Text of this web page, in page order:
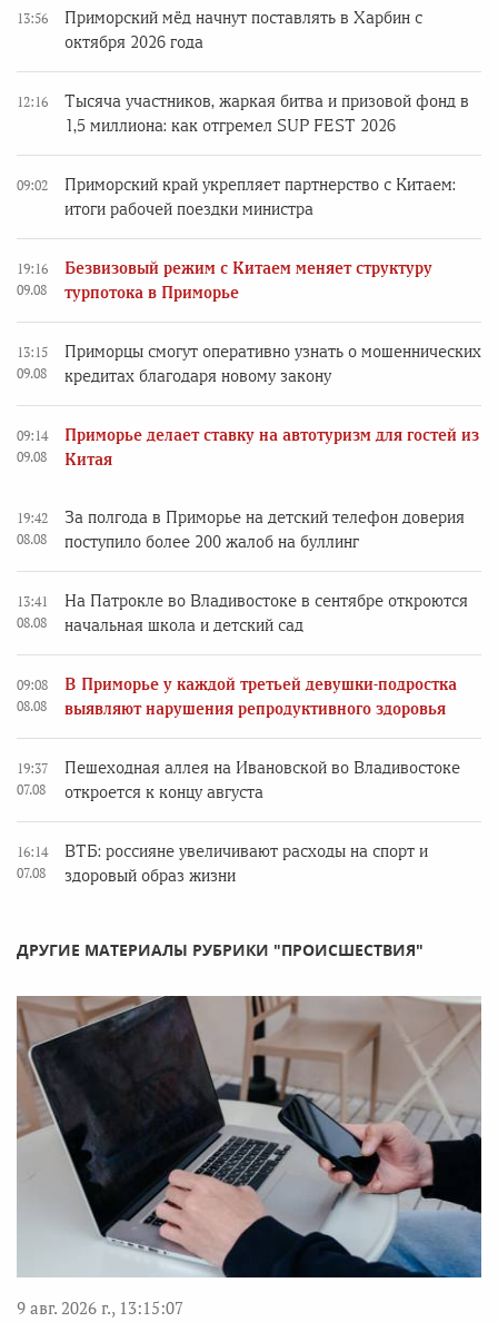
13:56
Приморский мёд начнут поставлять в Харбин с
октября 2026 года
12:16
Тысяча участников, жаркая битва и призовой фонд в
1,5 миллиона: как отгремел SUP FEST 2026
09:02
Приморский край укрепляет партнерство с Китаем:
итоги рабочей поездки министра
19:16
09.08
Безвизовый режим с Китаем меняет структуру
турпотока в Приморье
13:15
09.08
Приморцы смогут оперативно узнать о мошеннических
кредитах благодаря новому закону
09:14
09.08
Приморье делает ставку на автотуризм для гостей из
Китая
19:42
08.08
За полгода в Приморье на детский телефон доверия
поступило более 200 жалоб на буллинг
13:41
08.08
На Патрокле во Владивостоке в сентябре откроются
начальная школа и детский сад
09:08
08.08
В Приморье у каждой третьей девушки-подростка
выявляют нарушения репродуктивного здоровья
19:37
07.08
Пешеходная аллея на Ивановской во Владивостоке
откроется к концу августа
16:14
07.08
ВТБ: россияне увеличивают расходы на спорт и
здоровый образ жизни
ДРУГИЕ МАТЕРИАЛЫ РУБРИКИ "ПРОИСШЕСТВИЯ"
9 авг. 2026 г., 13:15:07